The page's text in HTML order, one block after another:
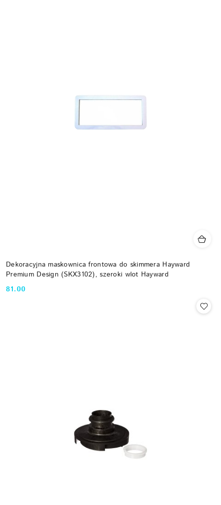
Dekoracyjna maskownica frontowa do skimmera Hayward
Premium Design (SKX3102), szeroki wlot Hayward
Cena:
81.00